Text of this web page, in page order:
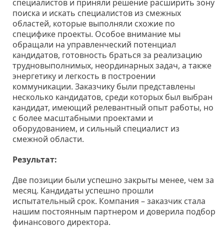
специалистов и приняли решение расширить зону
поиска и искать специалистов из смежных
областей, которые выполняли схожие по
специфике проекты. Особое внимание мы
обращали на управленческий потенциал
кандидатов, готовность браться за реализацию
трудновыполнимых, неординарных задач, а также
энергетику и легкость в построении
коммуникации. Заказчику были представлены
несколько кандидатов, среди которых был выбран
кандидат, имеющий релевантный опыт работы, но
с более масштабными проектами и
оборудованием, и сильный специалист из
смежной области.
Результат:
Две позиции были успешно закрыты менее, чем за
месяц. Кандидаты успешно прошли
испытательный срок. Компания – заказчик стала
нашим постоянным партнером и доверила подбор
финансового директора.